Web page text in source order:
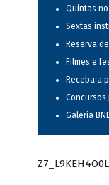
Quintas no
Sextas
Reserva
Filmes e
Receba a
Concursos
Galeria